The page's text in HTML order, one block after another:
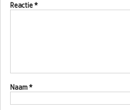
Reactie*
Naam*